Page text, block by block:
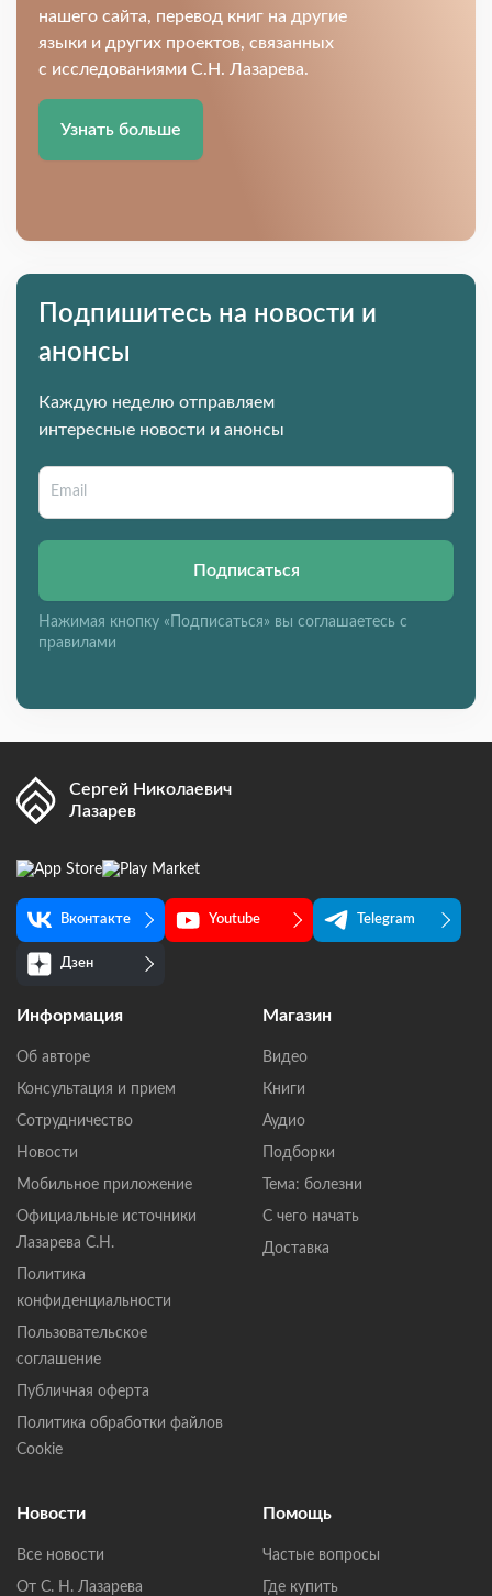
нашего сайта, перевод книг на другие
языки и других проектов, связанных
с исследованиями С.Н. Лазарева.
Узнать больше
Подпишитесь на новости и
анонсы
Каждую неделю отправляем
интересные новости и анонсы
Подписаться
Нажимая кнопку «Подписаться» вы соглашаетесь с
правилами
Сергей Николаевич
Лазарев
Вконтакте Youtube Telegram
Дзен
Информация
Об авторе
Консультация и прием
Сотрудничество
Новости
Мобильное приложение
Официальные источники
Лазарева С.Н.
Политика
конфиденциальности
Пользовательское
соглашение
Публичная оферта
Политика обработки файлов
Cookie
Магазин
Видео
Книги
Аудио
Подборки
Тема: болезни
С чего начать
Доставка
Новости
Все новости
От С. Н. Лазарева
Помощь
Частые вопросы
Где купить